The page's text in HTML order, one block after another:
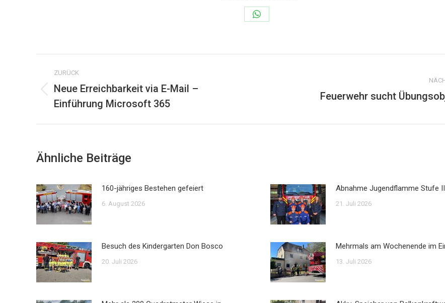
Share
Kommentarnavigation
ZURÜCK
Beitrag:
Neue Erreichbarkeit via E-Mail –
Einführung Microsoft 365
Feuerwehr sucht
Ähnliche Beiträge
160-jähriges Bestehen gefeiert
6. August 2026
Abnahme Jugendflamme Stufe
21. Juli 2026
Besuch des Kindergarten Don Bosco
20. Juli 2026
Mehrmals am Wochenende im
13. Juli 2026